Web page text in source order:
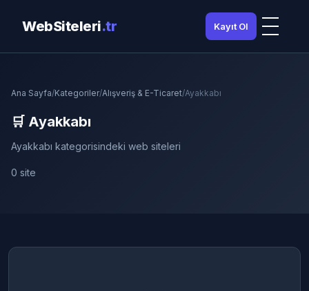
WebSiteleri.tr Kayıt Ol
Ana Sayfa/Kategoriler/Alışveriş & E-Ticaret/Ayakkabı
🛒 Ayakkabı
Ayakkabı kategorisindeki web siteleri
0 site